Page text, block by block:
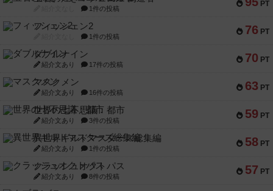
PT
1件の投稿
76 PT
フィッシェン2
1件の投稿
70 PT
ダブルナイン
紹介文あり 17件の投稿
63 PT
マスクメン
紹介文あり 16件の投稿
59 PT
世界の七不思議：都市
紹介文あり 3件の投稿
58 PT
異世界ギルドマスターズ総集編
紹介文あり 1件の投稿
57 PT
クラッシュオクトパス
紹介文あり 8件の投稿